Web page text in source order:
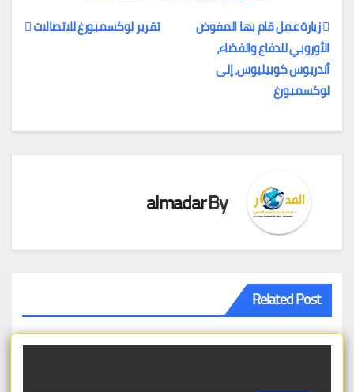
تصفّح
المقالات
تقرير لوكسمبورغ للاتصالات
زيارة عمل قام بها المفوض
الأوروبي للدفاع والفضاء،
أندريوس كوبيليوس، إلى
لوكسمبورغ
By
almadar
Related Post